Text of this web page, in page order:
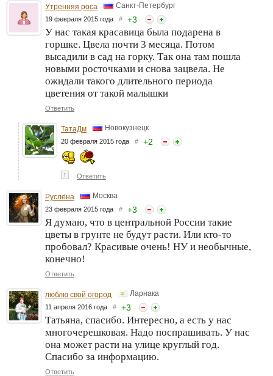
Утренняя роса Санкт-Петербург
19 февраля 2015 года # +3
У нас такая красавица была подарена в
горшке. Цвела почти 3 месяца. Потом
высадили в сад на горку. Так она там пошла
новыми росточками и снова зацвела. Не
ожидали такого длительного периода
цветения от такой малышки
Ответить
ТатаДм Новокузнецк
20 февраля 2015 года # +2
↑ Ответить
Руслёна Москва
23 февраля 2015 года # +3
Я думаю, что в центральной России такие
цветы в грунте не будут расти. Или кто-то
пробовал? Красивые очень! НУ и необычные,
конечно!
Ответить
люблю свой огород Ларнака
11 апреля 2016 года # +3
Татьяна, спасибо. Интересно, а есть у нас
многочерешковая. Надо поспрашивать. У нас
она может расти на улице круглый год.
Спасибо за информацию.
Ответить